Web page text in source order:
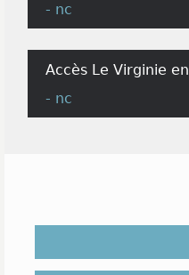
- nc
Accès Le Virginie
- nc